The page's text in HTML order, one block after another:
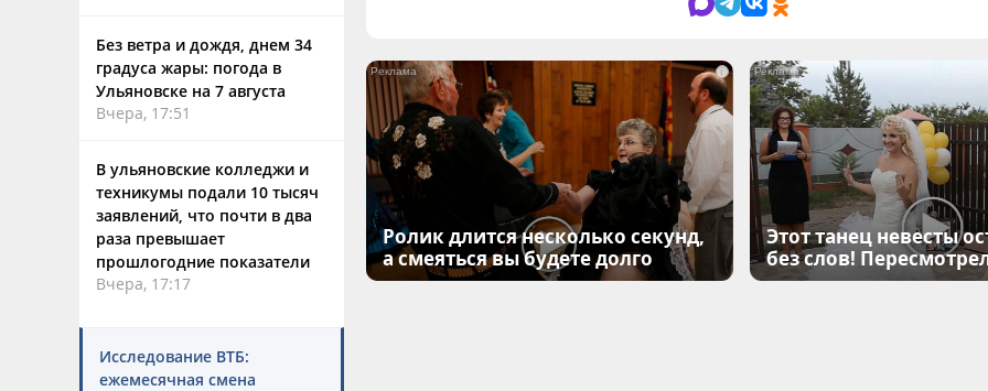
Без ветра и дождя, днем 34
градуса жары: погода в
Ульяновске на 7 августа
Вчера, 17:51
В ульяновские колледжи и
техникумы подали 10 тысяч
заявлений, что почти в два
раза превышает
прошлогодние показатели
Вчера, 17:17
Исследование ВТБ:
ежемесячная смена
i
Ролик длится несколько секунд,
а смеяться вы будете долго
Этот танец невесты
без слов!